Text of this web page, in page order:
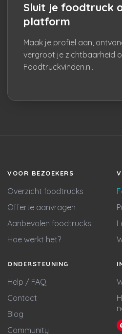
Sluit je foodtruck
platform
Maak je profiel aan,
vergroot je zichtbaarheid
Foodtruckvinden.nl.
VOOR BEZOEKERS
Overzicht foodtrucks
Offerte aanvragen
Aanbevolen foodtrucks
Hoe werkt het?
ONDERSTEUNING
Help / FAQ
Contact
Blog
Community